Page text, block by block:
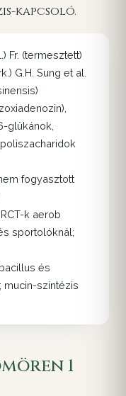
kapcsoló.
Fr. (termesztett)
G.H. Sung et al.
glükánok,
fogyasztott
k aerob
sportolóknál;
és
mucin-szintézis
1